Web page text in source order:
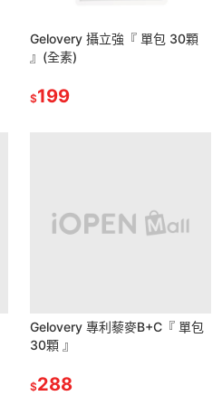
Gelovery 攝立強『 單包 30顆
』(全素)
$199
Gelovery 專利藜麥B+C『 單包
30顆 』
$288